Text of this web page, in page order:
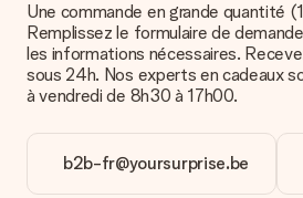
ton cadeau. C'est pourquoi il est
photos de haute qualité. Si tu n'es
image, contacte notre équipe du
photo au cadeau que tu souhaites
alors vérifier la qualité pour toi !
Quels formats dois-je utiliser pour
Vous pouvez utiliser les formats JPG
télécharger dans notre éditeur de
Une commande en grande quantité
Remplissez le formulaire de
les informations nécessaires.
sous 24h. Nos experts en cadeaux
à vendredi de 8h30 à 17h00.
b2b-fr@yoursurprise.be